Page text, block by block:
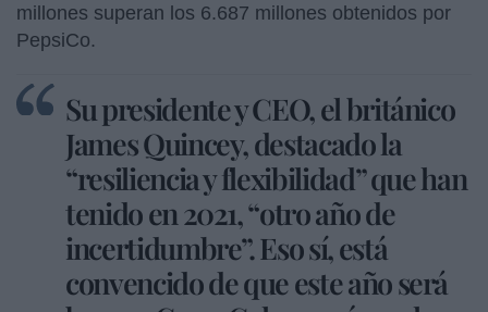
millones superan los 6.687 millones obtenidos por
PepsiCo.
Su presidente y CEO, el británico
James Quincey, destacado la
“resiliencia y flexibilidad” que han
tenido en 2021, “otro año de
incertidumbre”. Eso sí, está
convencido de que este año será